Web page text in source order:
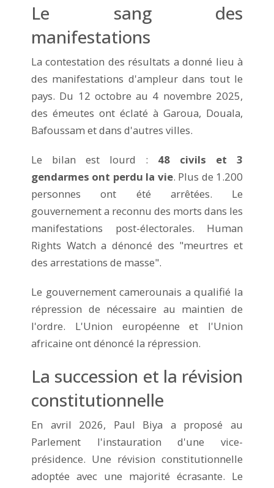
Le sang des
manifestations
La contestation des résultats a donné lieu à
des manifestations d'ampleur dans tout le
pays. Du 12 octobre au 4 novembre 2025,
des émeutes ont éclaté à Garoua, Douala,
Bafoussam et dans d'autres villes.
Le bilan est lourd : 48 civils et 3
gendarmes ont perdu la vie. Plus de 1.200
personnes ont été arrêtées. Le
gouvernement a reconnu des morts dans les
manifestations post-électorales. Human
Rights Watch a dénoncé des "meurtres et
des arrestations de masse".
Le gouvernement camerounais a qualifié la
répression de nécessaire au maintien de
l'ordre. L'Union européenne et l'Union
africaine ont dénoncé la répression.
La succession et la révision
constitutionnelle
En avril 2026, Paul Biya a proposé au
Parlement l'instauration d'une vice-
présidence. Une révision constitutionnelle
adoptée avec une majorité écrasante. Le